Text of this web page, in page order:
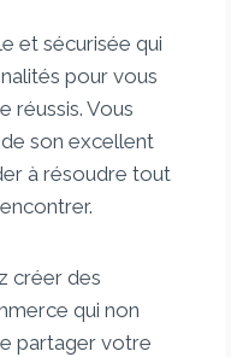
et sécurisée qui
pour vous
réussis. Vous
son excellent
à résoudre tout
créer des
qui non
partager votre